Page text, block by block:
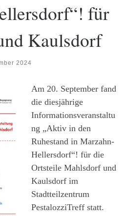
für
Kaulsdorf
2024
Am 20. September fand
die diesjährige
Informationsveranstaltu
ng „Aktiv in den
Ruhestand in Marzahn-
Hellersdorf“! für die
Ortsteile Mahlsdorf und
Kaulsdorf im
Stadtteilzentrum
PestalozziTreff statt.